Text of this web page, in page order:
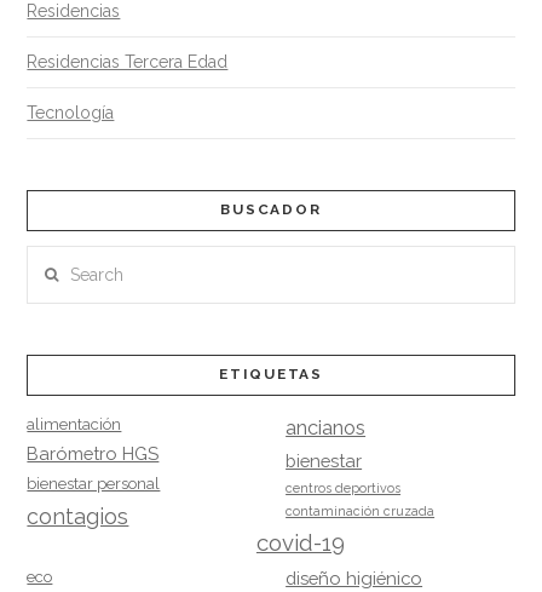
Residencias
Residencias Tercera Edad
Tecnología
BUSCADOR
ETIQUETAS
alimentación ancianos
Barómetro HGS bienestar
bienestar personal centros deportivos
contagios contaminación cruzada
covid-19
diseño higiénico
eco